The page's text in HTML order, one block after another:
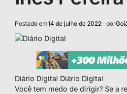
Postado em14 de julho de 2022 por
Diário Digital Diário Digital
Você tem medo de dirigir? Se a